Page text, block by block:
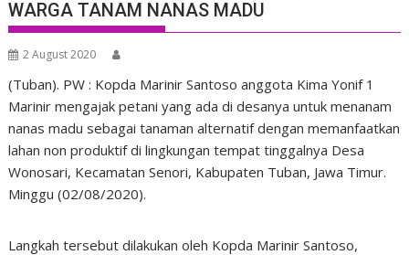
WARGA TANAM NANAS MADU
2 August 2020
(Tuban). PW : Kopda Marinir Santoso anggota Kima Yonif 1
Marinir mengajak petani yang ada di desanya untuk menanam
nanas madu sebagai tanaman alternatif dengan memanfaatkan
lahan non produktif di lingkungan tempat tinggalnya Desa
Wonosari, Kecamatan Senori, Kabupaten Tuban, Jawa Timur.
Minggu (02/08/2020).
Langkah tersebut dilakukan oleh Kopda Marinir Santoso,